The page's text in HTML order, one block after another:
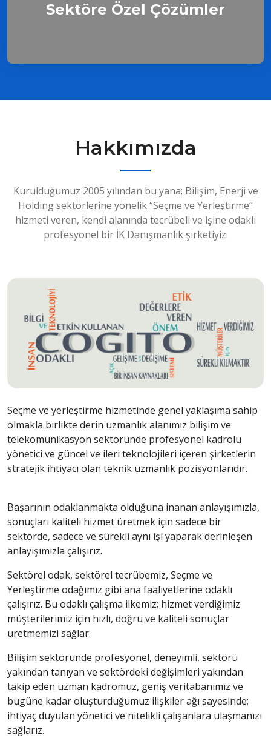
Sektöre Özel Çözümler
Hakkımızda
Kurulduğumuz 2005 yılından bu yana; Bilişim, Enerji ve
Holding sektörlerine yönelik “Seçme ve Yerleştirme”
hizmeti veren, kendi alanında tecrübeli ve işine odaklı
profesyonel bir İK Danışmanlık şirketiyiz.
Seçme ve yerleştirme hizmetinde genel yaklaşıma sahip
olmakla birlikte derin uzmanlık alanımız bilişim ve
telekomünikasyon sektöründe profesyonel kadrolu
yönetici ve güncel ve ileri teknolojileri içeren şirketlerin
stratejik ihtiyacı olan teknik uzmanlık pozisyonlarıdır.
Başarının odaklanmakta olduğuna inanan anlayışımızla,
sonuçları kaliteli hizmet üretmek için sadece bir
sektörde, sadece ve sürekli aynı işi yaparak derinleşen
anlayışımızla çalışırız.
Sektörel odak, sektörel tecrübemiz, Seçme ve
Yerleştirme odağımız gibi ana faaliyetlerine odaklı
çalışırız. Bu odaklı çalışma ilkemiz; hizmet verdiğimiz
müşterilerimiz için hızlı, doğru ve kaliteli sonuçlar
üretmemizi sağlar.
Bilişim sektöründe profesyonel, deneyimli, sektörü
yakından tanıyan ve sektördeki değişimleri yakından
takip eden uzman kadromuz, geniş veritabanımız ve
bugüne kadar oluşturduğumuz ilişkiler ağı sayesinde;
ihtiyaç duyulan yönetici ve nitelikli çalışanlara ulaşmanızı
sağlarız.